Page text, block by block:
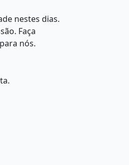
nestes dias.
Faça
nós.